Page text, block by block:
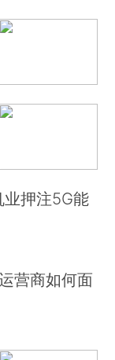
业押注5G能
营商如何面